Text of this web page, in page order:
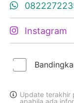
Instagram
Update terakhir